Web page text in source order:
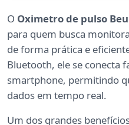
O Oximetro de pulso
para quem busca
de forma prática e
Bluetooth, ele se conecta
smartphone, permitindo
dados em tempo real.
Um dos grandes